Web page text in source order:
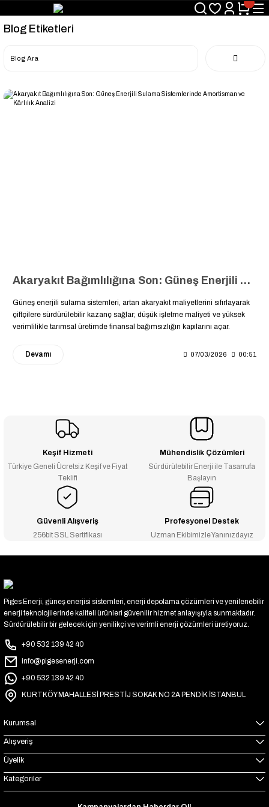
Blog Etiketleri
Akaryakıt Bağımlılığına Son: Güneş Enerjili Sulama Sistemlerinde Amortisman ve Kârlılık Analizi
Güneş enerjili sulama sistemleri, artan akaryakıt maliyetlerini sıfırlayarak
çiftçilere sürdürülebilir kazanç sağlar; düşük işletme maliyeti ve yüksek
verimlilikle tarımsal üretimde finansal bağımsızlığın kapılarını açar.
Devamı 07/03/2026 00:51
Keşif Hizmeti
Türkiye Geneli Ücretsiz Keşif ve Fiyat
Teklifi
Mühendislik Çözümleri
Sürdürülebilir Enerji ile Tasarrufa
Başlayın
Güvenli Alışveriş
256bit SSL Sertifikası
Profesyonel Destek
Uzman Ekibimizle Yanınızdayız
Piges Enerji, güneş enerjisi sistemleri, enerji depolama çözümleri ve yenilenebilir
enerji teknolojilerinde kaliteli ürünleri güvenilir hizmet anlayışıyla sunmaktadır.
Sürdürülebilir bir gelecek için yenilikçi ve verimli enerji çözümleri üretiyoruz.
+90 532 139 42 40
info@pigesenerji.com
+90 532 139 42 40
KURTKÖY MAHALLESİ PRESTİJ SOKAK NO 2A PENDİK İSTANBUL
Kurumsal
Alışveriş
Üyelik
Kategoriler